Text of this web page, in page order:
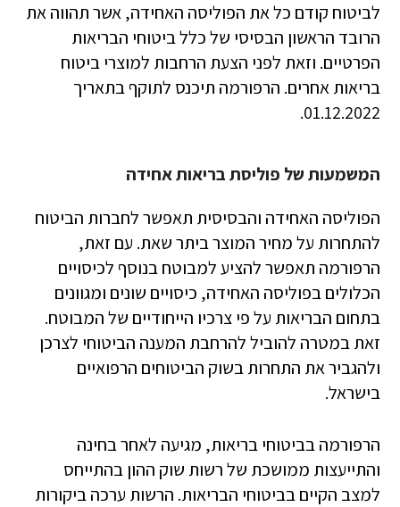
לביטוח קודם כל את הפוליסה האחידה, אשר תהווה את
הרובד הראשון הבסיסי של כלל ביטוחי הבריאות
הפרטיים. וזאת לפני הצעת הרחבות למוצרי ביטוח
בריאות אחרים. הרפורמה תיכנס לתוקף בתאריך
01.12.2022.
המשמעות של פוליסת בריאות אחידה
הפוליסה האחידה והבסיסית תאפשר לחברות הביטוח
להתחרות על מחיר המוצר ביתר שאת. עם זאת,
הרפורמה תאפשר להציע למבוטח בנוסף לכיסויים
הכלולים בפוליסה האחידה, כיסויים שונים ומגוונים
בתחום הבריאות על פי צרכיו הייחודיים של המבוטח.
זאת במטרה להוביל להרחבת המענה הביטוחי לצרכן
ולהגביר את התחרות בשוק הביטוחים הרפואיים
בישראל.
הרפורמה בביטוחי בריאות, מגיעה לאחר בחינה
והתייעצות ממושכת של רשות שוק ההון בהתייחס
למצב הקיים בביטוחי הבריאות. הרשות ערכה ביקורות